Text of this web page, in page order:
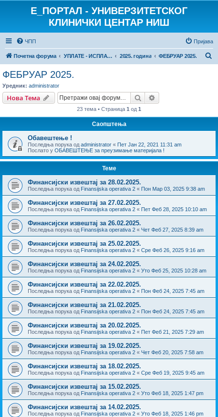
E_ПОРТАЛ - УНИВЕРЗИТЕТСКОГ
КЛИНИЧКИ ЦЕНТАР НИШ
ЧПП Пријава
Почетна форума УПЛАТЕ - ИСПЛАТЕ 2025. година ФЕБРУАР 2025.
ФЕБРУАР 2025.
Уредник: administrator
Нова Тема Претрага
23 тема • Страница 1 од 1
Саопштења
Обавештење !
Последња порука од administrator « Пет Јан 22, 2021 11:31 am
Послато у ОБАВЕШТЕЊЕ за преузимање материјала !
Теме
Финансијски извештај за 28.02.2025.
Последња порука од Finansijska operativa 2 « Пон Мар 03, 2025 9:38 am
Финансијски извештај за 27.02.2025.
Последња порука од Finansijska operativa 2 « Пет Феб 28, 2025 10:10 am
Финансијски извештај за 26.02.2025.
Последња порука од Finansijska operativa 2 « Чет Феб 27, 2025 8:39 am
Финансијски извештај за 25.02.2025.
Последња порука од Finansijska operativa 2 « Сре Феб 26, 2025 9:16 am
Финансијски извештај за 24.02.2025.
Последња порука од Finansijska operativa 2 « Уто Феб 25, 2025 10:28 am
Финансијски извештај за 22.02.2025.
Последња порука од Finansijska operativa 2 « Пон Феб 24, 2025 7:45 am
Финансијски извештај за 21.02.2025.
Последња порука од Finansijska operativa 2 « Пон Феб 24, 2025 7:45 am
Финансијски извештај за 20.02.2025.
Последња порука од Finansijska operativa 2 « Пет Феб 21, 2025 7:29 am
Финансијски извештај за 19.02.2025.
Последња порука од Finansijska operativa 2 « Чет Феб 20, 2025 7:58 am
Финансијски извештај за 18.02.2025.
Последња порука од Finansijska operativa 2 « Сре Феб 19, 2025 9:45 am
Финансијски извештај за 15.02.2025.
Последња порука од Finansijska operativa 2 « Уто Феб 18, 2025 1:47 pm
Финансијски извештај за 14.02.2025.
Последња порука од Finansijska operativa 2 « Уто Феб 18, 2025 1:46 pm